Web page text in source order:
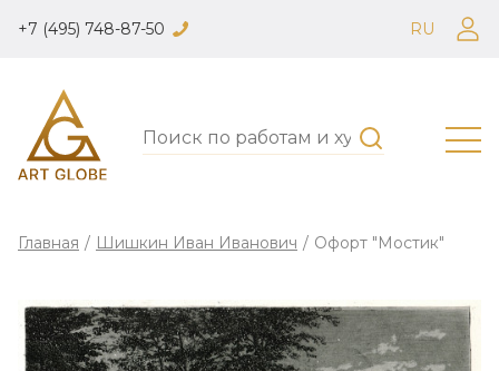
+7 (495) 748-87-50 RU
Главная / Шишкин Иван Иванович / Офорт "Мостик"